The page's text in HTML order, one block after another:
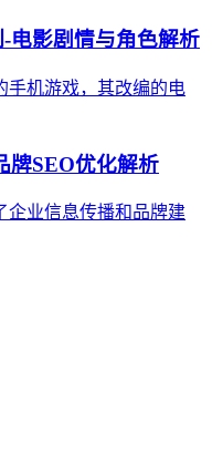
电影剧情与角色解析
手机游戏，其改编的电
牌SEO优化解析
企业信息传播和品牌建